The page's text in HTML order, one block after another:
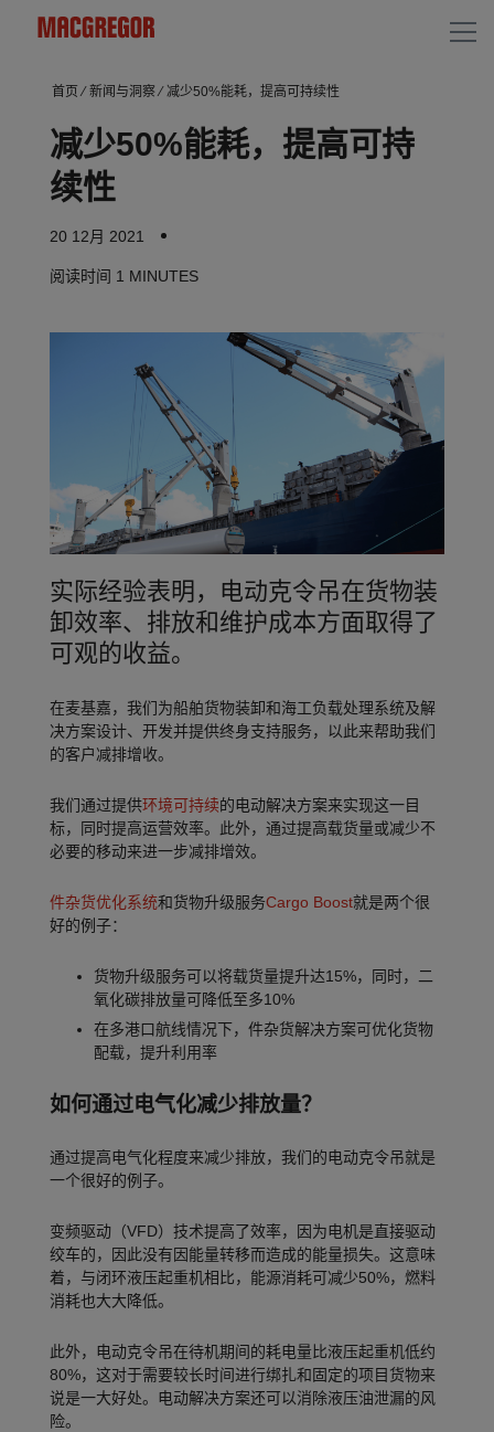
首页 ⁄ 新闻与洞察 ⁄ 减少50%能耗，提高可持续性
减少50%能耗，提高可持
续性
20 12月 2021
阅读时间 1 MINUTES
实际经验表明，电动克令吊在货物装
卸效率、排放和维护成本方面取得了
可观的收益。
在麦基嘉，我们为船舶货物装卸和海工负载处理系统及解
决方案设计、开发并提供终身支持服务，以此来帮助我们
的客户减排增收。
我们通过提供环境可持续的电动解决方案来实现这一目
标，同时提高运营效率。此外，通过提高载货量或减少不
必要的移动来进一步减排增效。
件杂货优化系统和货物升级服务Cargo Boost就是两个很
好的例子：
货物升级服务可以将载货量提升达15%，同时，二
氧化碳排放量可降低至多10%
在多港口航线情况下，件杂货解决方案可优化货物
配载，提升利用率
如何通过电气化减少排放量？
通过提高电气化程度来减少排放，我们的电动克令吊就是
一个很好的例子。
变频驱动（VFD）技术提高了效率，因为电机是直接驱动
绞车的，因此没有因能量转移而造成的能量损失。这意味
着，与闭环液压起重机相比，能源消耗可减少50%，燃料
消耗也大大降低。
此外，电动克令吊在待机期间的耗电量比液压起重机低约
80%，这对于需要较长时间进行绑扎和固定的项目货物来
说是一大好处。电动解决方案还可以消除液压油泄漏的风
险。